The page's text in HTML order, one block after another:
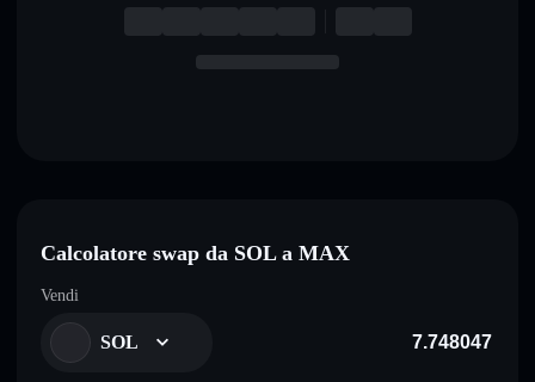
Calcolatore swap da SOL a MAX
Vendi
SOL